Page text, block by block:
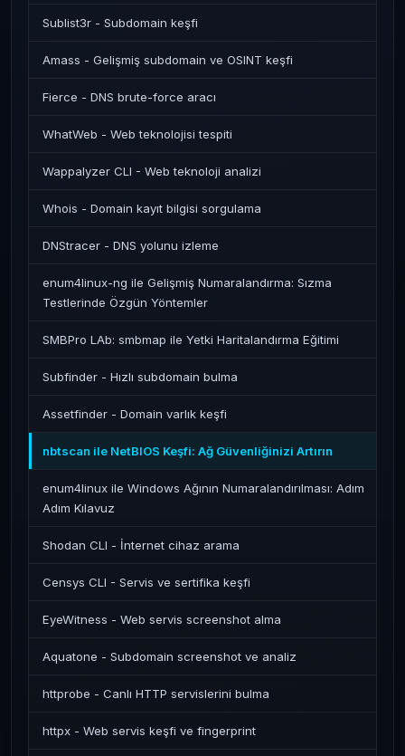
Sublist3r - Subdomain keşfi
Amass - Gelişmiş subdomain ve OSINT keşfi
Fierce - DNS brute-force aracı
WhatWeb - Web teknolojisi tespiti
Wappalyzer CLI - Web teknoloji analizi
Whois - Domain kayıt bilgisi sorgulama
DNStracer - DNS yolunu izleme
enum4linux-ng ile Gelişmiş Numaralandırma: Sızma
Testlerinde Özgün Yöntemler
SMBPro LAb: smbmap ile Yetki Haritalandırma Eğitimi
Subfinder - Hızlı subdomain bulma
Assetfinder - Domain varlık keşfi
nbtscan ile NetBIOS Keşfi: Ağ Güvenliğinizi Artırın
enum4linux ile Windows Ağının Numaralandırılması: Adım
Adım Kılavuz
Shodan CLI - İnternet cihaz arama
Censys CLI - Servis ve sertifika keşfi
EyeWitness - Web servis screenshot alma
Aquatone - Subdomain screenshot ve analiz
httprobe - Canlı HTTP servislerini bulma
httpx - Web servis keşfi ve fingerprint